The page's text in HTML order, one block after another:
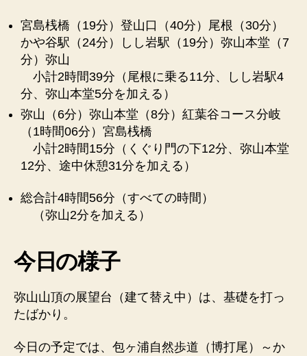
宮島桟橋（19分）登山口（40分）尾根（30分）
かや谷駅（24分）しし岩駅（19分）弥山本堂（7
分）弥山
小計2時間39分（尾根に乗る11分、しし岩駅4
分、弥山本堂5分を加える）
弥山（6分）弥山本堂（8分）紅葉谷コース分岐
（1時間06分）宮島桟橋
小計2時間15分（くぐり門の下12分、弥山本堂
12分、途中休憩31分を加える）
総合計4時間56分（すべての時間）
（弥山2分を加える）
今日の様子
弥山山頂の展望台（建て替え中）は、基礎を打っ
たばかり。
今日の予定では、包ヶ浦自然歩道（博打尾）～か